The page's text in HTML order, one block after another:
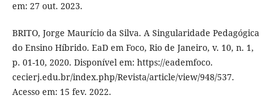
em: 27 out. 2023.
BRITO, Jorge Maurício da Silva. A Singularidade Pedagógica
do Ensino Híbrido. EaD em Foco, Rio de Janeiro, v. 10, n. 1,
p. 01-10, 2020. Disponível em: https://eademfoco.
cecierj.edu.br/index.php/Revista/article/view/948/537.
Acesso em: 15 fev. 2022.